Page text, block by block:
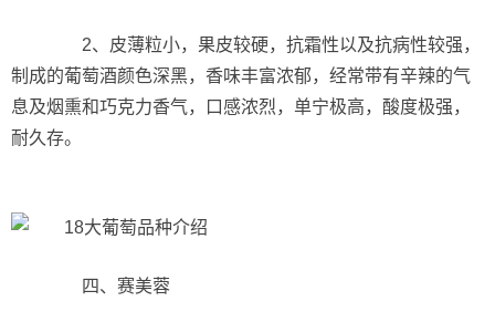
2、皮薄粒小，果皮较硬，抗霜性以及抗病性较强，
制成的葡萄酒颜色深黑，香味丰富浓郁，经常带有辛辣的气
息及烟熏和巧克力香气，口感浓烈，单宁极高，酸度极强，
耐久存。
四、赛美蓉